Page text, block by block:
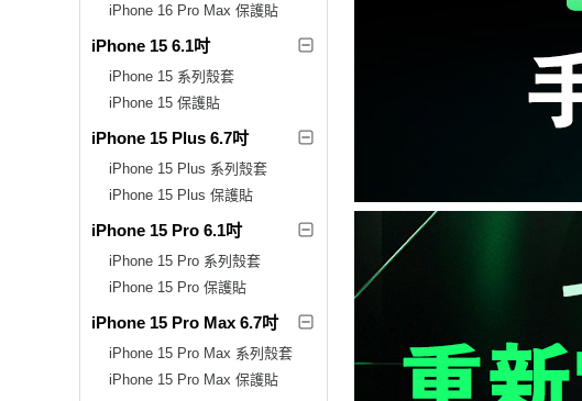
iPhone 16 Pro Max 保護貼
iPhone 15 6.1吋
iPhone 15 系列殼套
iPhone 15 保護貼
iPhone 15 Plus 6.7吋
iPhone 15 Plus 系列殼套
iPhone 15 Plus 保護貼
iPhone 15 Pro 6.1吋
iPhone 15 Pro 系列殼套
iPhone 15 Pro 保護貼
iPhone 15 Pro Max 6.7吋
iPhone 15 Pro Max 系列殼套
iPhone 15 Pro Max 保護貼